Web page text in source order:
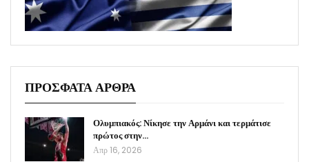
ΠΡΟΣΦΑΤΑ ΑΡΘΡΑ
Ολυμπιακός: Νίκησε την Αρμάνι και τερμάτισε
πρώτος στην…
Απρ 16, 2026